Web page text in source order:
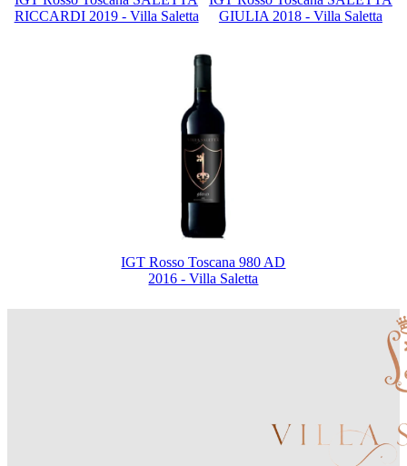
RICCARDI 2019 - Villa Saletta
GIULIA 2018 - Villa Saletta
IGT Rosso Toscana 980 AD
2016 - Villa Saletta